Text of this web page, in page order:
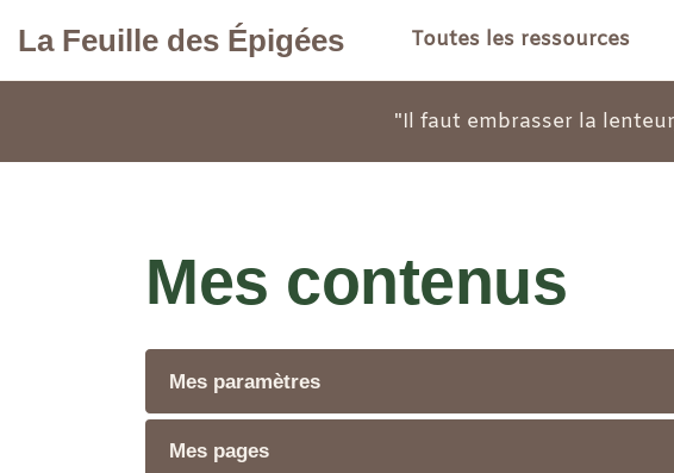
Aller au contenu principal
La Feuille des Épigées Toutes les ressources
"Il faut embrasser la
Mes contenus
Mes paramètres
Mes pages